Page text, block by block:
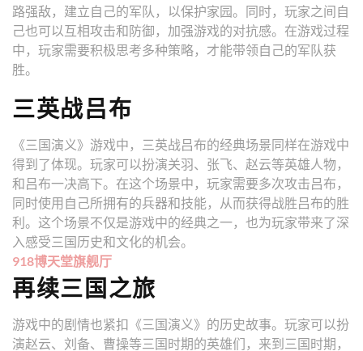
路强敌，建立自己的军队，以保护家园。同时，玩家之间自
己也可以互相攻击和防御，加强游戏的对抗感。在游戏过程
中，玩家需要积极思考多种策略，才能带领自己的军队获
胜。
三英战吕布
《三国演义》游戏中，三英战吕布的经典场景同样在游戏中
得到了体现。玩家可以扮演关羽、张飞、赵云等英雄人物，
和吕布一决高下。在这个场景中，玩家需要多次攻击吕布，
同时使用自己所拥有的兵器和技能，从而获得战胜吕布的胜
利。这个场景不仅是游戏中的经典之一，也为玩家带来了深
入感受三国历史和文化的机会。
918博天堂旗舰厅
再续三国之旅
游戏中的剧情也紧扣《三国演义》的历史故事。玩家可以扮
演赵云、刘备、曹操等三国时期的英雄们，来到三国时期，